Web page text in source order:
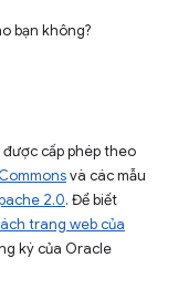
bạn không?
cấp phép theo
và các mẫu
2.0. Để biết
trang web của
ký của Oracle